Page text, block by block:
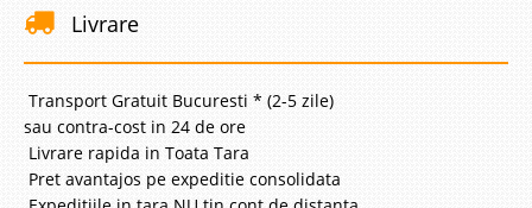
Canapele moderne extensibile de 3 locuri cu lada depozitare – New Lilya
Cautati o canapea moderna de calitate foarte buna pentru mobilarea
apartamentului sau garsonierei dumneavoastra? Colectia de canapele
2.954 Lei
Livrare
Transport Gratuit Bucuresti * (2-5 zile)
sau contra-cost in 24 de ore
Livrare rapida in Toata Tara
Pret avantajos pe expeditie consolidata